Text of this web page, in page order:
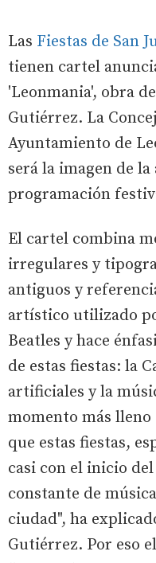
Las Fiestas de San
tienen cartel
'Leonmania', obra
Gutiérrez. La
Ayuntamiento de
será la imagen de
programación
El cartel combina
irregulares y
antiguos y
artístico utilizado
Beatles y hace
de estas fiestas: la
artificiales y la
momento más
que estas fiestas,
casi con el inicio
constante de
ciudad", ha
Gutiérrez. Por eso